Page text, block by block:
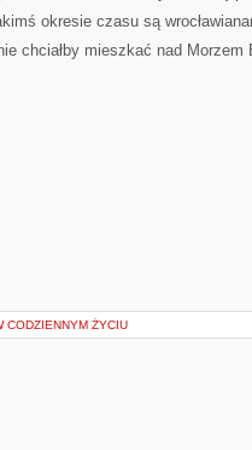
okresie czasu są
chciałby mieszkać nad Morzem
CODZIENNYM ŻYCIU